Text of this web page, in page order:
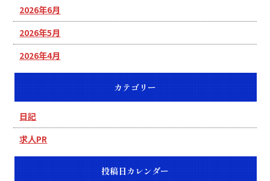
2026年6月
2026年5月
2026年4月
カテゴリー
日記
求人PR
投稿日カレンダー